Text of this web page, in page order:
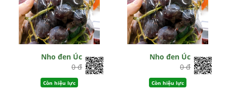
Nho đen Úc
0 đ
Còn hiệu lực
Nho đen Úc
0 đ
Còn hiệu lực